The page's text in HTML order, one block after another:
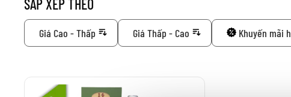
SẮP XẾP THEO
Giá Cao - Thấp Giá Thấp - Cao Khuyến mãi